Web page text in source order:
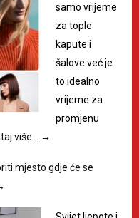
samo vrijeme
za tople
kapute i
šalove već je
to idealno
vrijeme za
promjenu
više… →
mjesto gdje će se